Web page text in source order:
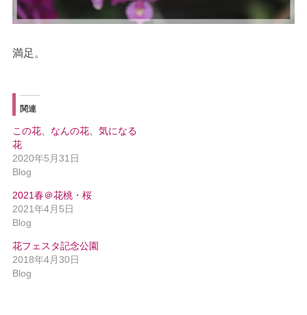
満足。
関連
この花、なんの花、気になる
花
2020年5月31日
Blog
2021春＠花桃・桜
2021年4月5日
Blog
花フェスタ記念公園
2018年4月30日
Blog